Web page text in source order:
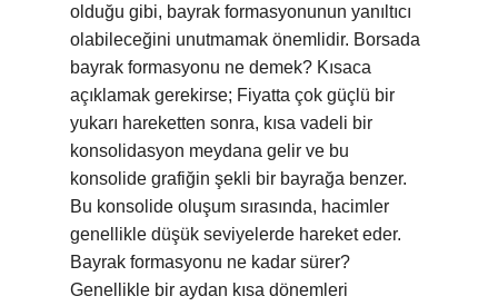
olduğu gibi, bayrak formasyonunun yanıltıcı
olabileceğini unutmamak önemlidir. Borsada
bayrak formasyonu ne demek? Kısaca
açıklamak gerekirse; Fiyatta çok güçlü bir
yukarı hareketten sonra, kısa vadeli bir
konsolidasyon meydana gelir ve bu
konsolide grafiğin şekli bir bayrağa benzer.
Bu konsolide oluşum sırasında, hacimler
genellikle düşük seviyelerde hareket eder.
Bayrak formasyonu ne kadar sürer?
Genellikle bir aydan kısa dönemleri